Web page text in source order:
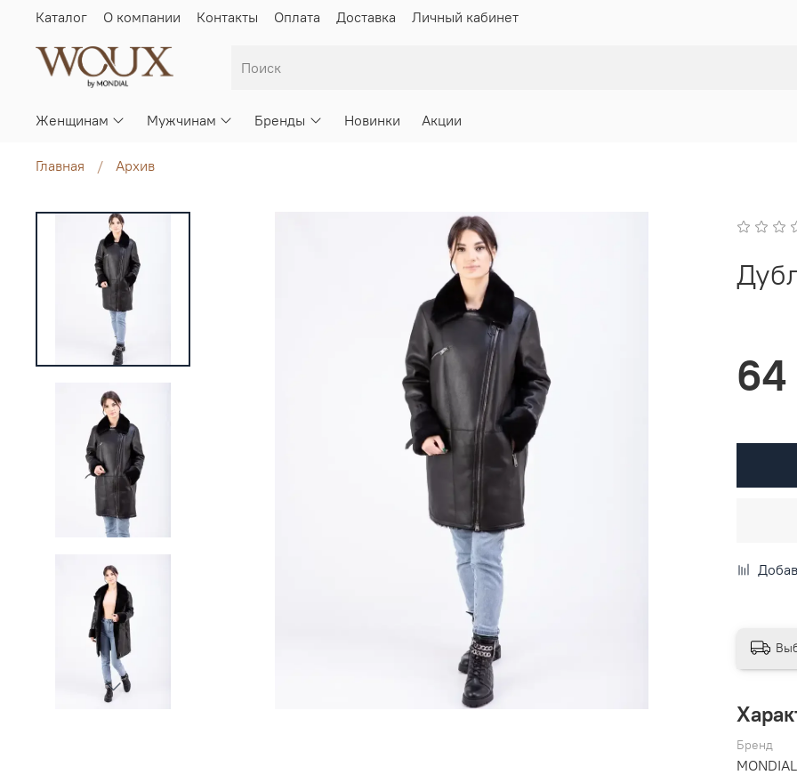
Каталог О компании Контакты Оплата Доставка Личный кабинет
Женщинам Мужчинам Бренды Новинки Акции
Главная Архив
Бренд
MONDIAL